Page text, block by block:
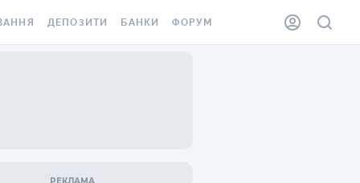
ДЕПОЗИТИ БАНКИ ФОРУМ